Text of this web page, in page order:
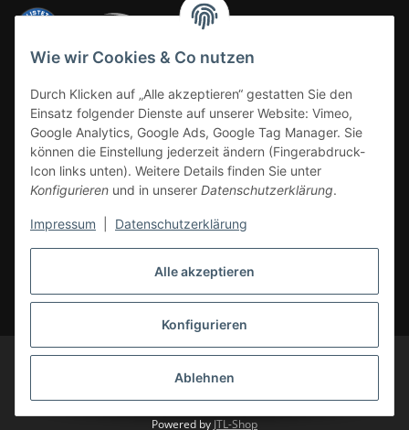
Alle akzeptieren
Konfigurieren
Ablehnen
Wie wir Cookies & Co nutzen
Durch Klicken auf „Alle akzeptieren“ gestatten Sie den
Einsatz folgender Dienste auf unserer Website: Vimeo,
Google Analytics, Google Ads, Google Tag Manager. Sie
können die Einstellung jederzeit ändern (Fingerabdruck-
Icon links unten). Weitere Details finden Sie unter
Konfigurieren und in unserer Datenschutzerklärung.
Impressum Datenschutzerklärung
* Alle Preise inkl. gesetzlicher Mwst., zzgl.Versand
DE, gilt nicht für Großgeräte per Spedition). Artikel mit 0% MwSt. (gem. §
© CS-Multimedia GmbH
Änderungen und Irrtümer vorbehalten.
Abbildungen ähnlich, alle Angebote ohne Dekoration. Angebot gültig auf
Powered by JTL-Shop